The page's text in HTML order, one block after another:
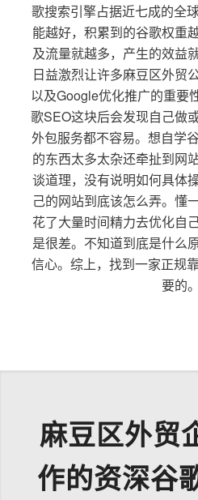
歌搜索引擎占据近七成的全
能越好，积累到的谷歌权重
及流量就越多，产生的效益
日益激烈让许多麻豆区外贸
以及Google优化推广的重要
歌SEO这块后会发现自己做
外包服务都不容易。想自学
的东西太多太杂还牵扯到网
谈道理，没有说明如何具体
己的网站到底该怎么弄。懂
花了大量时间精力去优化自
是很差。不知道到底是什么
信心。综上，找到一家正规
要的。
麻豆区外贸
作的资深谷